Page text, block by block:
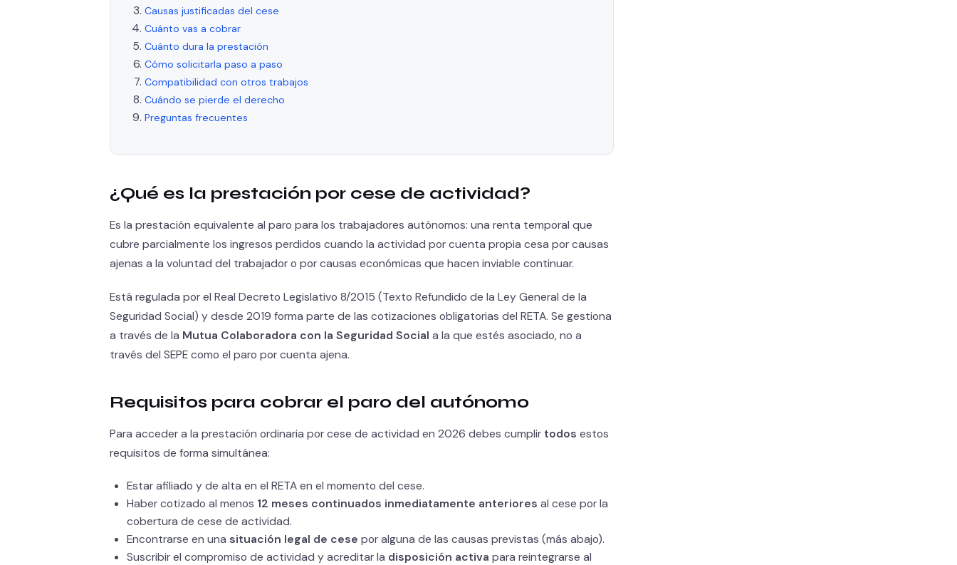
Causas justificadas del cese
Cuánto vas a cobrar
Cuánto dura la prestación
Cómo solicitarla paso a paso
Compatibilidad con otros trabajos
Cuándo se pierde el derecho
Preguntas frecuentes
¿Qué es la prestación por cese de actividad?
Es la prestación equivalente al paro para los trabajadores autónomos: una renta temporal que
cubre parcialmente los ingresos perdidos cuando la actividad por cuenta propia cesa por causas
ajenas a la voluntad del trabajador o por causas económicas que hacen inviable continuar.
Está regulada por el Real Decreto Legislativo 8/2015 (Texto Refundido de la Ley General de la
Seguridad Social) y desde 2019 forma parte de las cotizaciones obligatorias del RETA. Se gestiona
a través de la Mutua Colaboradora con la Seguridad Social a la que estés asociado, no a
través del SEPE como el paro por cuenta ajena.
Requisitos para cobrar el paro del autónomo
Para acceder a la prestación ordinaria por cese de actividad en 2026 debes cumplir todos estos
requisitos de forma simultánea:
Estar afiliado y de alta en el RETA en el momento del cese.
Haber cotizado al menos 12 meses continuados inmediatamente anteriores al cese por la
cobertura de cese de actividad.
Encontrarse en una situación legal de cese por alguna de las causas previstas (más abajo).
Suscribir el compromiso de actividad y acreditar la disposición activa para reintegrarse al